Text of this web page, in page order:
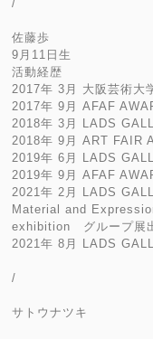
/
佐藤歩
9月11日生
活動経歴
2017年 3月 大阪芸術大
2017年 9月 AFAF
2018年 3月 LADS
2018年 9月 ART FAIR
2019年 6月 LADS
2019年 9月 AFAF
2021年 2月 LADS
Material and
exhibition グループ展
2021年 8月 LADS
/
サトウナツキ